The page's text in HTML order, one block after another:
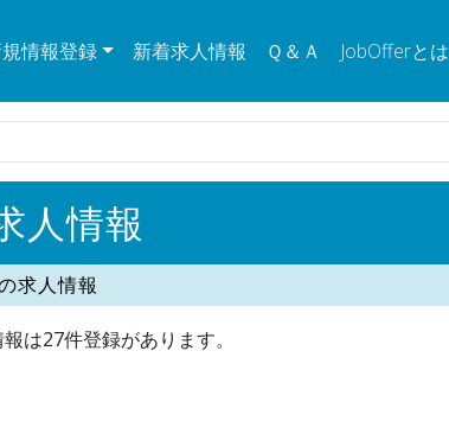
情報登録 新着求人情報 Ｑ＆Ａ JobOfferとは
人情報
求人情報
は27件登録があります。